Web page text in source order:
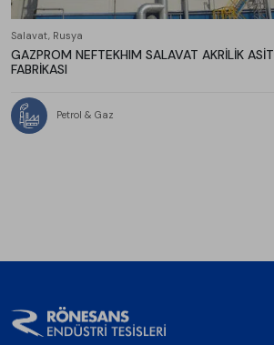
Salavat, Rusya
GAZPROM NEFTEKHIM SALAVAT AKRİLİK ASİT
FABRİKASI
Petrol & Gaz